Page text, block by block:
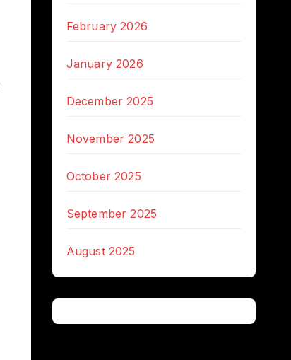
February 2026
January 2026
December 2025
November 2025
October 2025
September 2025
August 2025